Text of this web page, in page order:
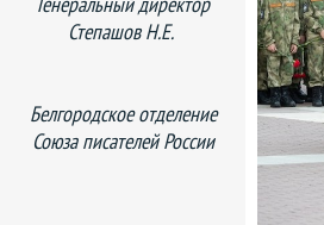
Степашов Н.Е.
Белгородское отделение
Союза писателей России